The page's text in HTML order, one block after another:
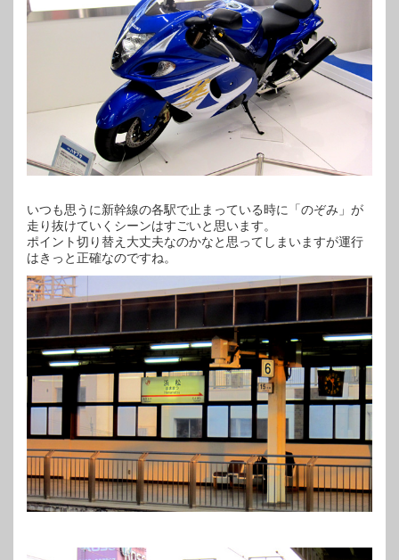
いつも思うに新幹線の各駅で止まっている時に「のぞみ」が
走り抜けていくシーンはすごいと思います。
ポイント切り替え大丈夫なのかなと思ってしまいますが運行
はきっと正確なのですね。